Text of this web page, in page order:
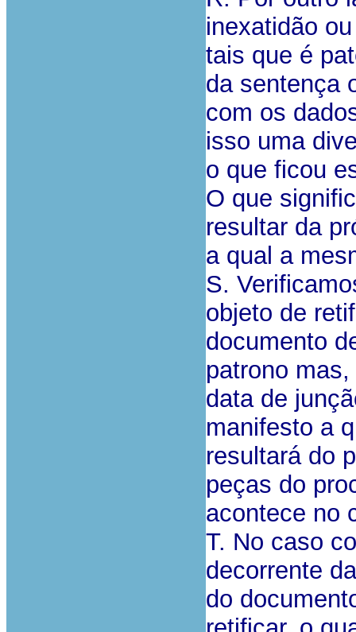
inexatidão
tais que é
da sentença
com os
isso uma
o que ficou
O que
resultar da
a qual a
S.
objeto de
documento
patrono
data de
manifesto a
resultará do
peças do
acontece no
T. No caso
decorrente
do